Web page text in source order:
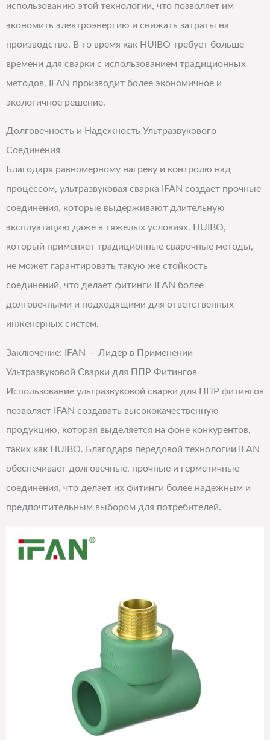
использованию этой технологии, что позволяет им
экономить электроэнергию и снижать затраты на
производство. В то время как HUIBO требует больше
времени для сварки с использованием традиционных
методов, IFAN производит более экономичное и
экологичное решение.
Долговечность и Надежность Ультразвукового
Соединения
Благодаря равномерному нагреву и контролю над
процессом, ультразвуковая сварка IFAN создает прочные
соединения, которые выдерживают длительную
эксплуатацию даже в тяжелых условиях. HUIBO,
который применяет традиционные сварочные методы,
не может гарантировать такую же стойкость
соединений, что делает фитинги IFAN более
долговечными и подходящими для ответственных
инженерных систем.
Заключение: IFAN — Лидер в Применении
Ультразвуковой Сварки для ППР Фитингов
Использование ультразвуковой сварки для ППР фитингов
позволяет IFAN создавать высококачественную
продукцию, которая выделяется на фоне конкурентов,
таких как HUIBO. Благодаря передовой технологии IFAN
обеспечивает долговечные, прочные и герметичные
соединения, что делает их фитинги более надежным и
предпочтительным выбором для потребителей.